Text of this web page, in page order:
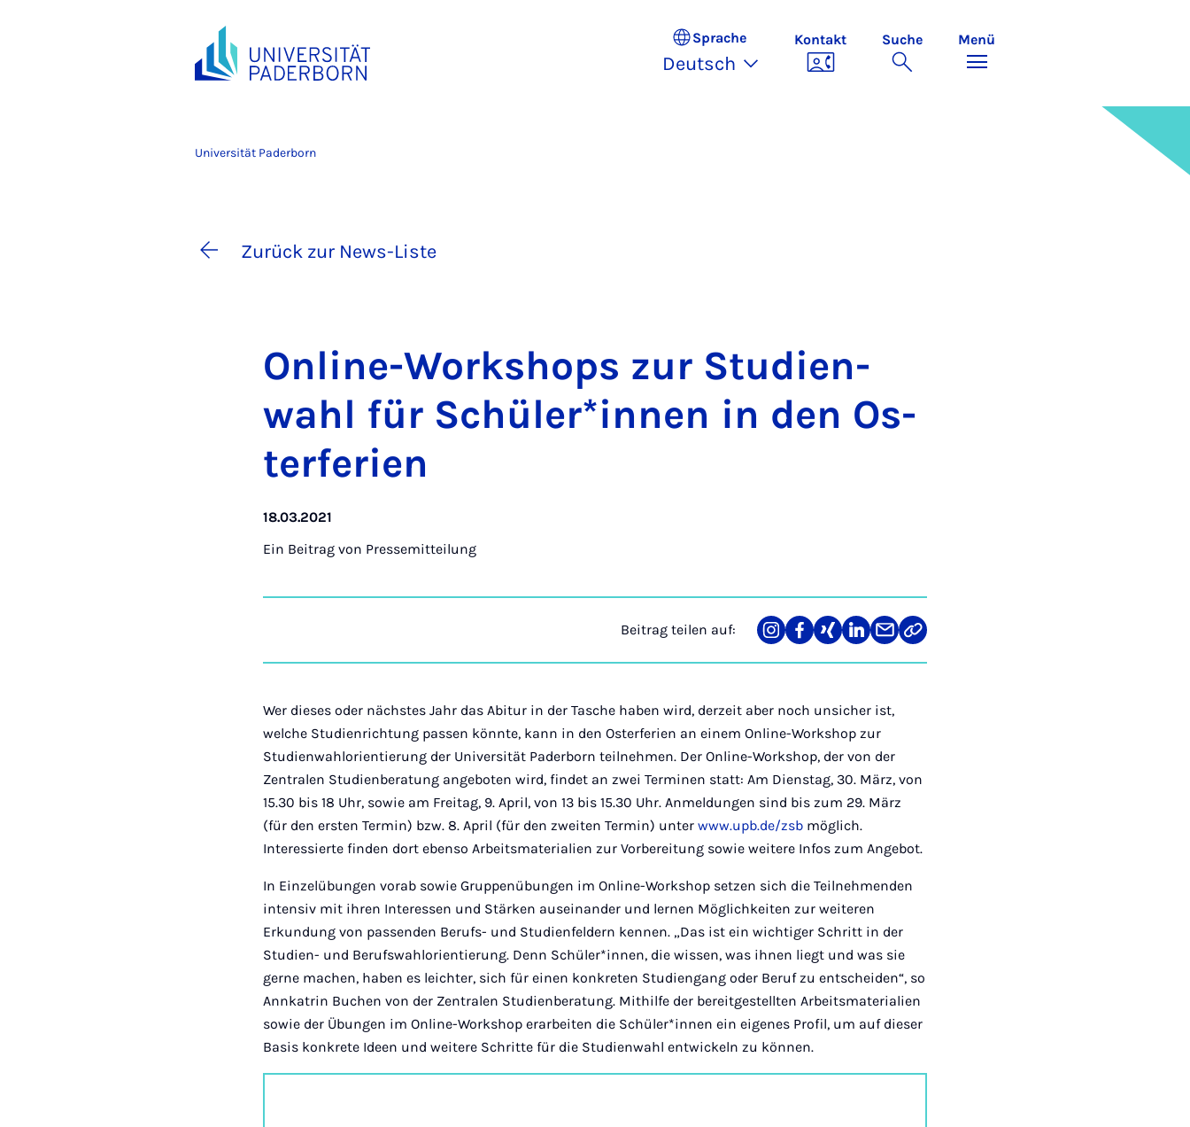
Sprache
Deutsch
Kontakt Suche Menü
Universität Paderborn
Zurück zur News-Liste
On­line-Work­shops zur Stu­dien­
wahl für Schü­ler*in­nen in den Os­
ter­fe­ri­en
18.03.2021
Ein Beitrag von Pressemitteilung
Beitrag teilen auf:
Teilen
auf
Teilen
auf
Teilen
auf
Teilen
auf
Teilen
über
Mail
Link
kopieren
Wer dieses oder nächstes Jahr das Abitur in der Tasche haben wird, derzeit aber noch unsicher ist,
welche Studienrichtung passen könnte, kann in den Osterferien an einem Online-Workshop zur
Studienwahlorientierung der Universität Paderborn teilnehmen. Der Online-Workshop, der von der
Zentralen Studienberatung angeboten wird, findet an zwei Terminen statt: Am Dienstag, 30. März, von
15.30 bis 18 Uhr, sowie am Freitag, 9. April, von 13 bis 15.30 Uhr. Anmeldungen sind bis zum 29. März
(für den ersten Termin) bzw. 8. April (für den zweiten Termin) unterwww.upb.de/zsb möglich.
Interessierte finden dort ebenso Arbeitsmaterialien zur Vorbereitung sowie weitere Infos zum Angebot.
In Einzelübungen vorab sowie Gruppenübungen im Online-Workshop setzen sich die Teilnehmenden
intensiv mit ihren Interessen und Stärken auseinander und lernen Möglichkeiten zur weiteren
Erkundung von passenden Berufs- und Studienfeldern kennen. „Das ist ein wichtiger Schritt in der
Studien- und Berufswahlorientierung. Denn Schüler*innen, die wissen, was ihnen liegt und was sie
gerne machen, haben es leichter, sich für einen konkreten Studiengang oder Beruf zu entscheiden“, so
Annkatrin Buchen von der Zentralen Studienberatung. Mithilfe der bereitgestellten Arbeitsmaterialien
sowie der Übungen im Online-Workshop erarbeiten die Schüler*innen ein eigenes Profil, um auf dieser
Basis konkrete Ideen und weitere Schritte für die Studienwahl entwickeln zu können.